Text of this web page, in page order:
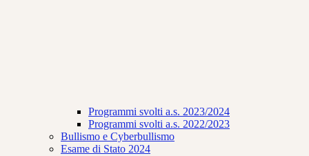
Programmi svolti a.s. 2023/2024
Programmi svolti a.s. 2022/2023
Bullismo e Cyberbullismo
Esame di Stato 2024